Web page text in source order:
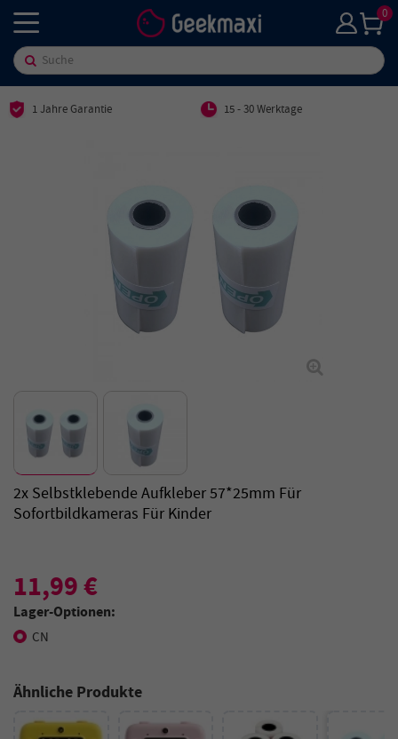
0
1 Jahre Garantie 15 - 30 Werktage
2x Selbstklebende Aufkleber 57*25mm Für
Sofortbildkameras Für Kinder
11,99 €
Lager-Optionen:
CN
Ähnliche Produkte